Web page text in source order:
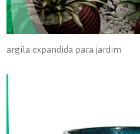
argila expandida para jardim